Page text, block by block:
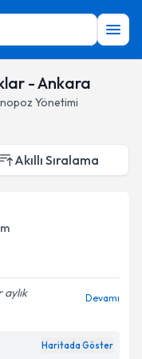
- Ankara
Yönetimi
Akıllı Sıralama
Devamı
Haritada Göster